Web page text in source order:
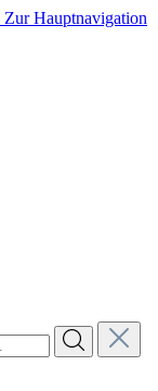
Zur Hauptnavigation